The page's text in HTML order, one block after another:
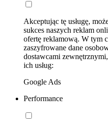
Akceptując tę usługę,
sukces naszych reklam
ofertę reklamową. W tym
zaszyfrowane dane
dostawcami
ich usług:
Google Ads
Performance